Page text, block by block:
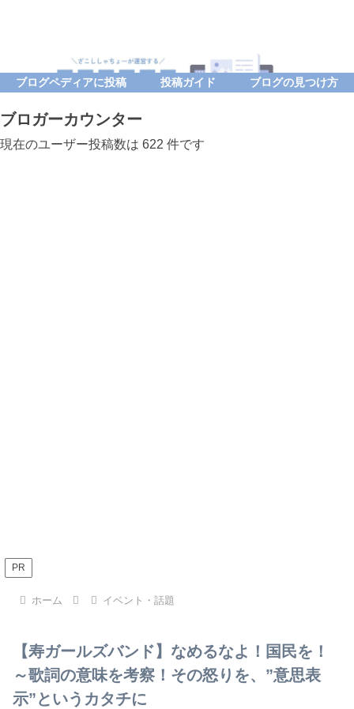
ブログペディアに投稿 投稿ガイド ブログの見つけ方
ブロガーカウンター
現在のユーザー投稿数は 622 件です
PR
ホーム イベント・話題
【寿ガールズバンド】なめるなよ！国民を！
～歌詞の意味を考察！その怒りを、”意思表
示”というカタチに